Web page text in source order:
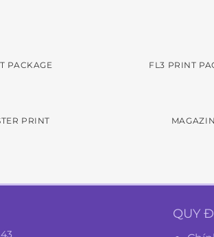
PACKAGE FL3 PRINT
PRINT
QUY